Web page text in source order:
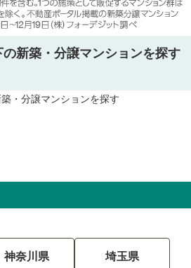
新築・分譲マンションを探す
神奈川県 埼玉県